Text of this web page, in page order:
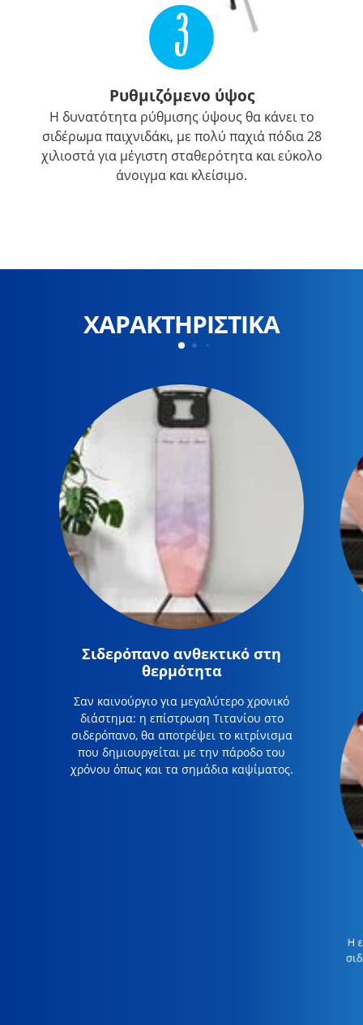
3
Ρυθμιζόμενο ύψος
Η δυνατότητα ρύθμισης ύψους θα κάνει το
σιδέρωμα παιχνιδάκι, με πολύ παχιά πόδια 28
χιλιοστά για μέγιστη σταθερότητα και εύκολο
άνοιγμα και κλείσιμο.
ΧΑΡΑΚΤΗΡΙΣΤΙΚΑ
Σιδερόπανο ανθεκτικό στη
θερμότητα
Σαν καινούργιο για μεγαλύτερο χρονικό
διάστημα: η επίστρωση Τιτανίου στο
σιδερόπανο, θα αποτρέψει το κιτρίνισμα
που δημιουργείται με την πάροδο του
χρόνου όπως και τα σημάδια καψίματος.
Η